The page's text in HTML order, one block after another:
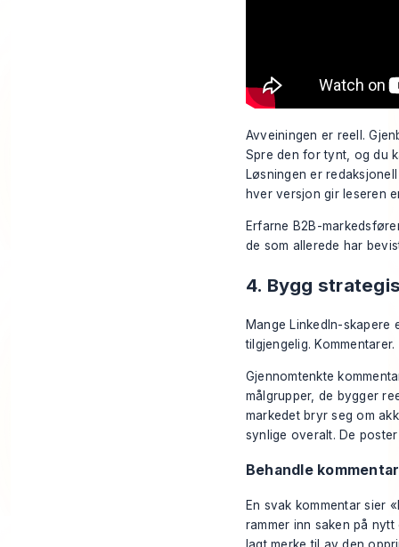
Avveiningen er reell.
Spre den for tynt, og du
Løsningen er
hver versjon gir leseren
Erfarne B2B-
de som allerede har
4. Bygg
Mange LinkedIn-
tilgjengelig. Kommentarer.
Gjennomtenkte
målgrupper, de bygger
markedet bryr seg om
synlige overalt. De
Behandle
En svak kommentar sier
rammer inn saken på